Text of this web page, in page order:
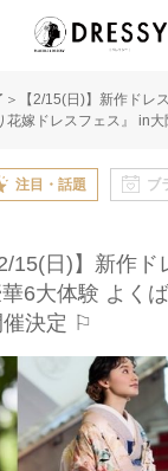
＞【2/15(日)】新作ドレ
花嫁ドレスフェス』 in
注目・話題 ブ
15(日)】新作ド
6大体験 よく
催決定 ⚐